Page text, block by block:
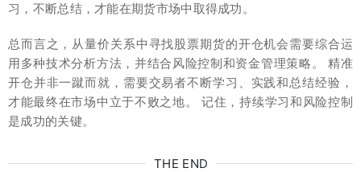
习，不断总结，才能在期货市场中取得成功。
总而言之，从量价关系中寻找股票期货的开仓机会需要综合运
用多种技术分析方法，并结合风险控制和资金管理策略。 精准
开仓并非一蹴而就，需要交易者不断学习、实践和总结经验，
才能最终在市场中立于不败之地。 记住，持续学习和风险控制
是成功的关键。
THE END